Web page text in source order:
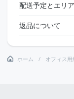
配送予定とエリ
返品について
ホーム オフィス用